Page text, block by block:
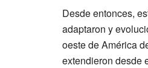
Desde entonces,
adaptaron y
oeste de América
extendieron desde